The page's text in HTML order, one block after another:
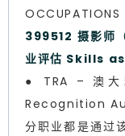
399512 摄影师
业评估 Skills
● TRA – 澳
Recognition
分职业都是通过